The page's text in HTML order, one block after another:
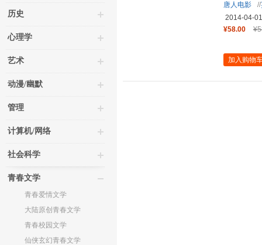
历史
心理学
艺术
动漫/幽默
管理
计算机/网络
社会科学
青春文学
青春爱情文学
大陆原创青春文学
青春校园文学
仙侠玄幻青春文学
唐人电影 //
2014-04-01
¥58.00
加入购物